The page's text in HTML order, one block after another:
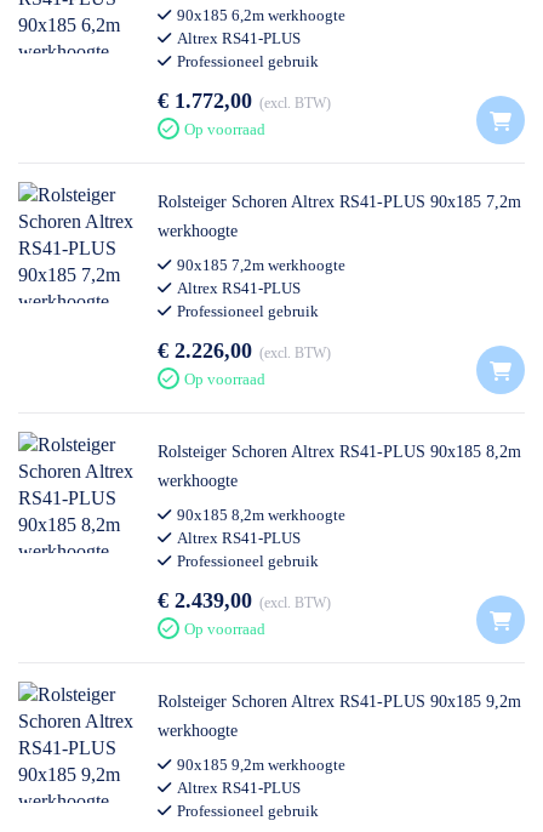
90x185 6,2m werkhoogte
Altrex RS41-PLUS
Professioneel gebruik
€ 1.772,00 excl. BTW
Op voorraad
Rolsteiger Schoren Altrex RS41-PLUS 90x185 7,2m
werkhoogte
90x185 7,2m werkhoogte
Altrex RS41-PLUS
Professioneel gebruik
€ 2.226,00 excl. BTW
Op voorraad
Rolsteiger Schoren Altrex RS41-PLUS 90x185 8,2m
werkhoogte
90x185 8,2m werkhoogte
Altrex RS41-PLUS
Professioneel gebruik
€ 2.439,00 excl. BTW
Op voorraad
Rolsteiger Schoren Altrex RS41-PLUS 90x185 9,2m
werkhoogte
90x185 9,2m werkhoogte
Altrex RS41-PLUS
Professioneel gebruik